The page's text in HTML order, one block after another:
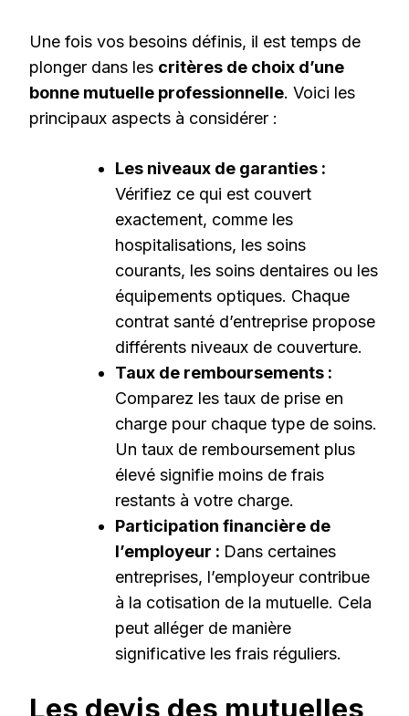
Une fois vos besoins définis, il est temps de
plonger dans les critères de choix d’une
bonne mutuelle professionnelle. Voici les
principaux aspects à considérer :
Les niveaux de garanties :
Vérifiez ce qui est couvert
exactement, comme les
hospitalisations, les soins
courants, les soins dentaires ou les
équipements optiques. Chaque
contrat santé d’entreprise propose
différents niveaux de couverture.
Taux de remboursements :
Comparez les taux de prise en
charge pour chaque type de soins.
Un taux de remboursement plus
élevé signifie moins de frais
restants à votre charge.
Participation financière de
l’employeur : Dans certaines
entreprises, l’employeur contribue
à la cotisation de la mutuelle. Cela
peut alléger de manière
significative les frais réguliers.
Les devis des mutuelles